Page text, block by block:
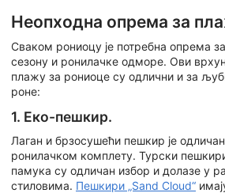
Неопходна опрема за
Сваком рониоцу је потребна опрема
сезону и ронилачке одморе. Ови
плажу за рониоце су одлични и за
роне:
1. Еко-пешкир.
Лаган и брзосушећи пешкир је
ронилачком комплету. Турски
памука су одличан избор и долазе у
стиловима. Пешкири „Sand Cloud“